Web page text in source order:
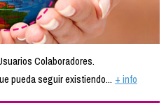
Colaboradores.
pueda seguir existiendo... + info